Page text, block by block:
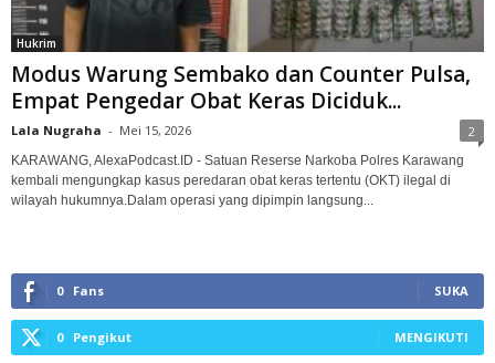
Hukrim
Modus Warung Sembako dan Counter Pulsa,
Empat Pengedar Obat Keras Diciduk...
Lala Nugraha - Mei 15, 2026 2
KARAWANG, AlexaPodcast.ID - Satuan Reserse Narkoba Polres Karawang
kembali mengungkap kasus peredaran obat keras tertentu (OKT) ilegal di
wilayah hukumnya.‎‎Dalam operasi yang dipimpin langsung...
0 Fans SUKA
0 Pengikut MENGIKUTI